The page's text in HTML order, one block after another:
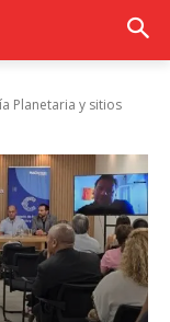
Planetaria y sitios